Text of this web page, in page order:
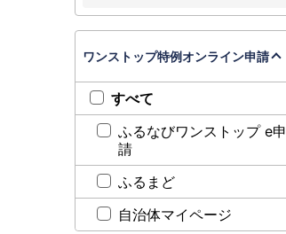
ワンストップ特例オンライン申請
すべて
ふるなびワンストップ e申
請
ふるまど
自治体マイページ